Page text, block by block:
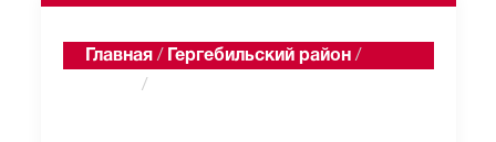
Главная / Гергебильский район /
/